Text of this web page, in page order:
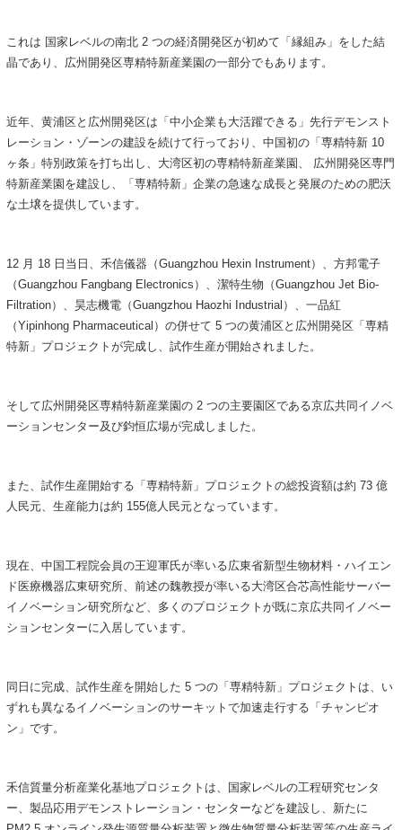
これは 国家レベルの南北 2 つの経済開発区が初めて「縁組み」をした結
晶であり、広州開発区専精特新産業園の一部分でもあります。
近年、黄浦区と広州開発区は「中小企業も大活躍できる」先行デモンスト
レーション・ゾーンの建設を続けて行っており、中国初の「専精特新 10
ヶ条」特別政策を打ち出し、大湾区初の専精特新産業園、 広州開発区専門
特新産業園を建設し、「専精特新」企業の急速な成長と発展のための肥沃
な土壌を提供しています。
12 月 18 日当日、禾信儀器（Guangzhou Hexin Instrument）、方邦電子
（Guangzhou Fangbang Electronics）、潔特生物（Guangzhou Jet Bio-
Filtration）、昊志機電（Guangzhou Haozhi Industrial）、一品紅
（Yipinhong Pharmaceutical）の併せて 5 つの黄浦区と広州開発区「専精
特新」プロジェクトが完成し、試作生産が開始されました。
そして広州開発区専精特新産業園の 2 つの主要園区である京広共同イノベ
ーションセンター及び鈞恒広場が完成しました。
また、試作生産開始する「専精特新」プロジェクトの総投資額は約 73 億
人民元、生産能力は約 155億人民元となっています。
現在、中国工程院会員の王迎軍氏が率いる広東省新型生物材料・ハイエン
ド医療機器広東研究所、前述の魏教授が率いる大湾区合芯高性能サーバー
イノベーション研究所など、多くのプロジェクトが既に京広共同イノベー
ションセンターに入居しています。
同日に完成、試作生産を開始した 5 つの「専精特新」プロジェクトは、い
ずれも異なるイノベーションのサーキットで加速走行する「チャンピオ
ン」です。
禾信質量分析産業化基地プロジェクトは、国家レベルの工程研究センタ
ー、製品応用デモンストレーション・センターなどを建設し、新たに